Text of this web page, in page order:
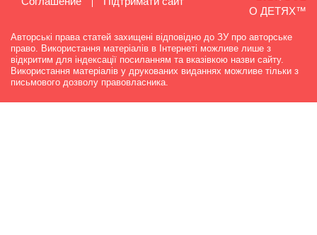
О ДЕТЯХ™
Авторські права статей захищені відповідно до ЗУ про авторське
право. Використання матеріалів в Інтернеті можливе лише з
відкритим для індексації посиланням та вказівкою назви сайту.
Використання матеріалів у друкованих виданнях можливе тільки з
письмового дозволу правовласника.